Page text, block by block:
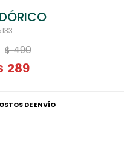
$ 490
289
DE ENVÍO